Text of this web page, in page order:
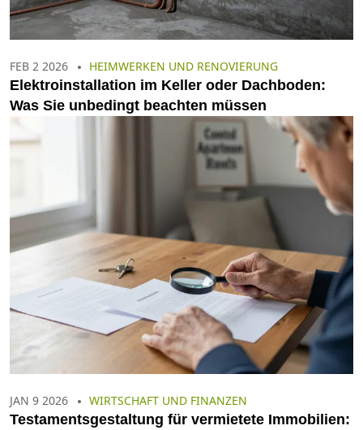
FEB 2 2026 HEIMWERKEN UND RENOVIERUNG
Elektroinstallation im Keller oder Dachboden:
Was Sie unbedingt beachten müssen
JAN 9 2026 WIRTSCHAFT UND FINANZEN
Testamentsgestaltung für vermietete Immobilien: